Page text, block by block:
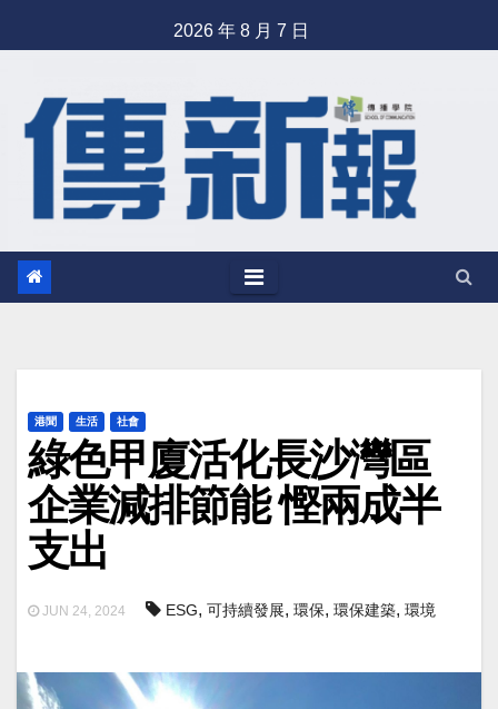
to
2026 年 8 月 7 日
港聞 生活 社會
綠色甲廈活化長沙灣區
企業減排節能 慳兩成半
支出
JUN 24, 2024 ESG, 可持續發展, 環保, 環保建築, 環境